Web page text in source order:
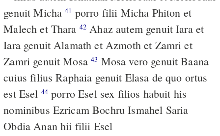
genuit Micha41
Malech et Thara 42
Iara genuit Alamath et Azmoth et Zamri et
Zamri genuit Mosa43
cuius filius Raphaia genuit Elasa de quo ortus
est Esel 44 porro Esel sex filios habuit his
nominibus Ezricam Bochru Ismahel Saria
Obdia Anan hii filii Esel